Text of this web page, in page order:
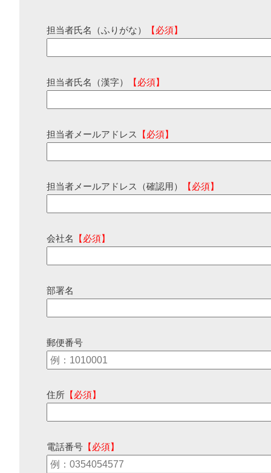
担当者氏名（ふりがな） 【必須】
担当者氏名（漢字） 【必須】
担当者メールアドレス 【必須】
担当者メールアドレス（確認用） 【必須】
会社名 【必須】
部署名
郵便番号
住所 【必須】
電話番号 【必須】